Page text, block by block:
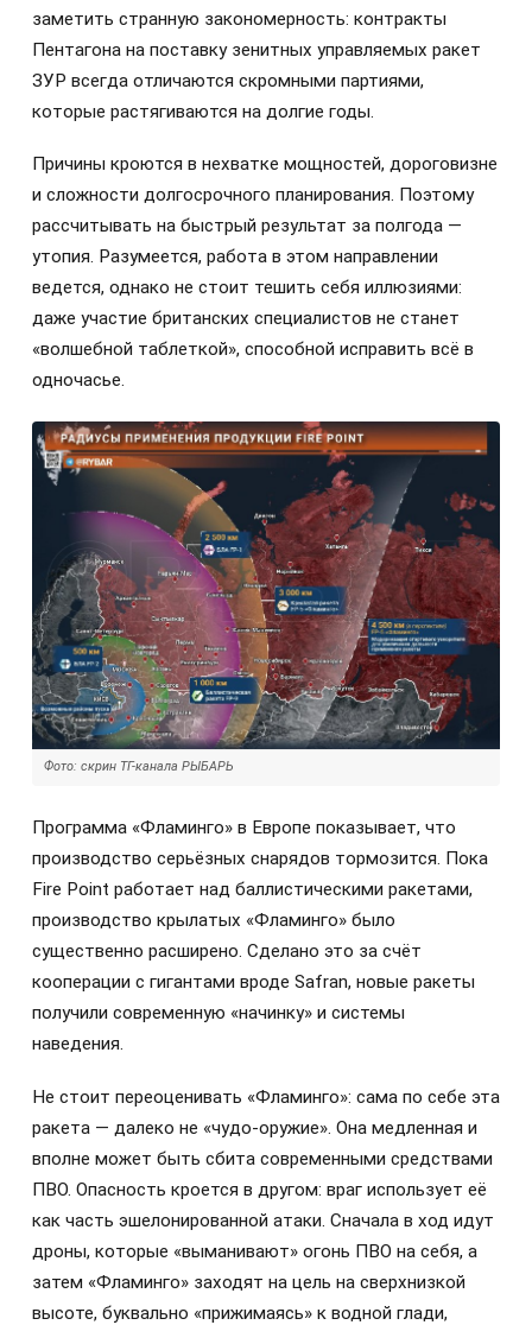
заметить странную закономерность: контракты
Пентагона на поставку зенитных управляемых ракет
ЗУР всегда отличаются скромными партиями,
которые растягиваются на долгие годы.
Причины кроются в нехватке мощностей, дороговизне
и сложности долгосрочного планирования. Поэтому
рассчитывать на быстрый результат за полгода —
утопия. Разумеется, работа в этом направлении
ведется, однако не стоит тешить себя иллюзиями:
даже участие британских специалистов не станет
«волшебной таблеткой», способной исправить всё в
одночасье.
Фото: скрин ТГ-канала РЫБАРЬ
Программа «Фламинго» в Европе показывает, что
производство серьёзных снарядов тормозится. Пока
Fire Point работает над баллистическими ракетами,
производство крылатых «Фламинго» было
существенно расширено. Сделано это за счёт
кооперации с гигантами вроде Safran, новые ракеты
получили современную «начинку» и системы
наведения.
Не стоит переоценивать «Фламинго»: сама по себе эта
ракета — далеко не «чудо-оружие». Она медленная и
вполне может быть сбита современными средствами
ПВО. Опасность кроется в другом: враг использует её
как часть эшелонированной атаки. Сначала в ход идут
дроны, которые «выманивают» огонь ПВО на себя, а
затем «Фламинго» заходят на цель на сверхнизкой
высоте, буквально «прижимаясь» к водной глади,